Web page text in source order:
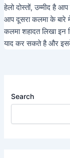
हेलो दोस्तों, उम्मीद है
आप दूसरा कलमा के बारे
कलमा शहादत लिखा इन
याद कर सकते है और
Search